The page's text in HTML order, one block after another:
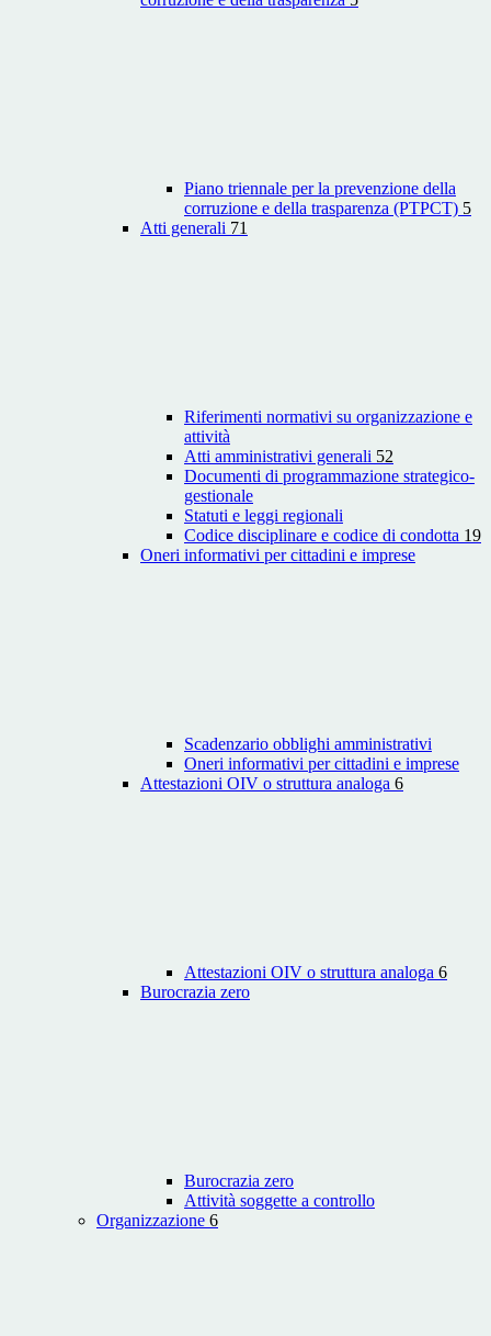
Piano triennale per la prevenzione della
corruzione e della trasparenza (PTPCT) 5
Atti generali 71
Riferimenti normativi su organizzazione e
attività
Atti amministrativi generali 52
Documenti di programmazione strategico-
gestionale
Statuti e leggi regionali
Codice disciplinare e codice di condotta 19
Oneri informativi per cittadini e imprese
Scadenzario obblighi amministrativi
Oneri informativi per cittadini e imprese
Attestazioni OIV o struttura analoga 6
Attestazioni OIV o struttura analoga 6
Burocrazia zero
Burocrazia zero
Attività soggette a controllo
Organizzazione 6